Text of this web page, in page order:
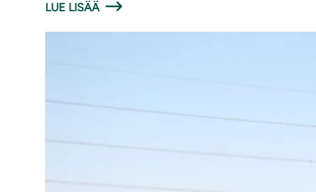
LUE LISÄÄ